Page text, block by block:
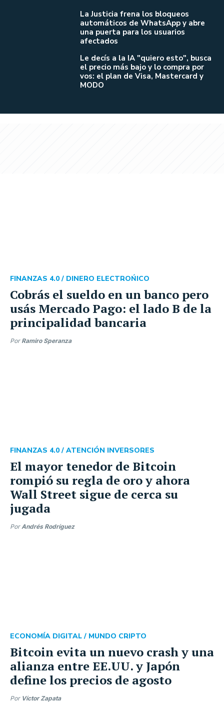
La Justicia frena los bloqueos
automáticos de WhatsApp y abre
una puerta para los usuarios
afectados
Le decís a la IA "quiero esto", busca
el precio más bajo y lo compra por
vos: el plan de Visa, Mastercard y
MODO
Cobrás el sueldo en un banco pero
usás Mercado Pago: el lado B de la
principalidad bancaria
FINANZAS 4.0 / DINERO ELECTROŃICO
Por Ramiro Speranza
El mayor tenedor de Bitcoin
rompió su regla de oro y ahora
Wall Street sigue de cerca su
jugada
FINANZAS 4.0 / ATENCIÓN INVERSORES
PorAndrés Rodríguez
Bitcoin evita un nuevo crash y una
alianza entre EE.UU. y Japón
define los precios de agosto
ECONOMÍA DIGITAL / MUNDO CRIPTO
Por Víctor Zapata